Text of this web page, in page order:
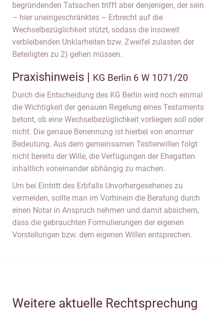
begründenden Tatsachen trifft aber denjenigen, der sein
– hier uneingeschränktes – Erbrecht auf die
Wechselbezüglichkeit stützt, sodass die insoweit
verbleibenden Unklarheiten bzw. Zweifel zulasten der
Beteiligten zu 2) gehen müssen.
Praxishinweis | KG Berlin 6 W 1071/20
Durch die Entscheidung des KG Berlin wird noch einmal
die Wichtigkeit der genauen Regelung eines Testaments
betont, ob eine Wechselbezüglichkeit vorliegen soll oder
nicht. Die genaue Benennung ist hierbei von enormer
Bedeutung. Aus dem gemeinsamen Testierwillen folgt
nicht bereits der Wille, die Verfügungen der Ehegatten
inhaltlich voneinander abhängig zu machen.
Um bei Eintritt des Erbfalls Unvorhergesehenes zu
vermeiden, sollte man im Vorhinein die Beratung durch
einen Notar in Anspruch nehmen und damit absichern,
dass die gebrauchten Formulierungen der eigenen
Vorstellungen bzw. dem eigenen Willen entsprechen.
Weitere aktuelle Rechtsprechung